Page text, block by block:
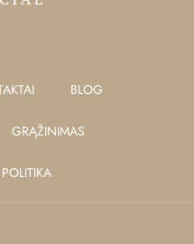
BLOG
GRĄŽINIMAS